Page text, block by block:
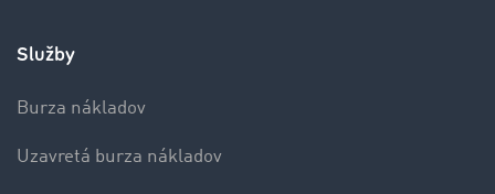
Služby
Burza nákladov
Uzavretá burza nákladov